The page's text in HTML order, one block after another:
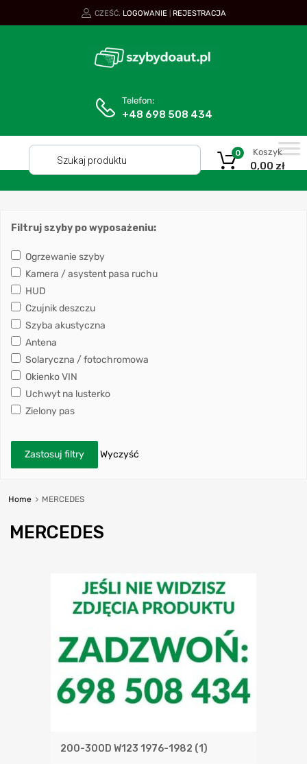
CZEŚĆ. LOGOWANIE REJESTRACJA
Telefon:
+48 698 508 434
Koszyk
0,00 zł
0
Filtruj szyby po wyposażeniu:
Ogrzewanie szyby
Kamera / asystent pasa ruchu
HUD
Czujnik deszczu
Szyba akustyczna
Antena
Solaryczna / fotochromowa
Okienko VIN
Uchwyt na lusterko
Zielony pas
Zastosuj filtry Wyczyść
Home MERCEDES
MERCEDES
200-300D W123 1976-1982 (1)